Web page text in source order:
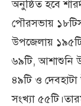
অনুষ্ঠিত হবে
পৌরসভায়
উপজেলায়
৬৯টি, আশাশুনি
৪৯টি ও
সংখ্যা